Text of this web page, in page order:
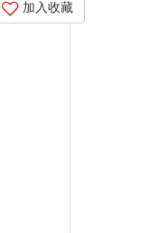
加入收藏